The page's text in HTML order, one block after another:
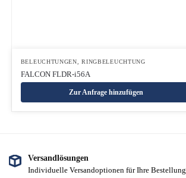
BELEUCHTUNGEN ,RINGBELEUCHTUNG
FALCON FLDR-i56A
Zur Anfrage hinzufügen
Versandlösungen
Individuelle Versandoptionen für Ihre Bestellung